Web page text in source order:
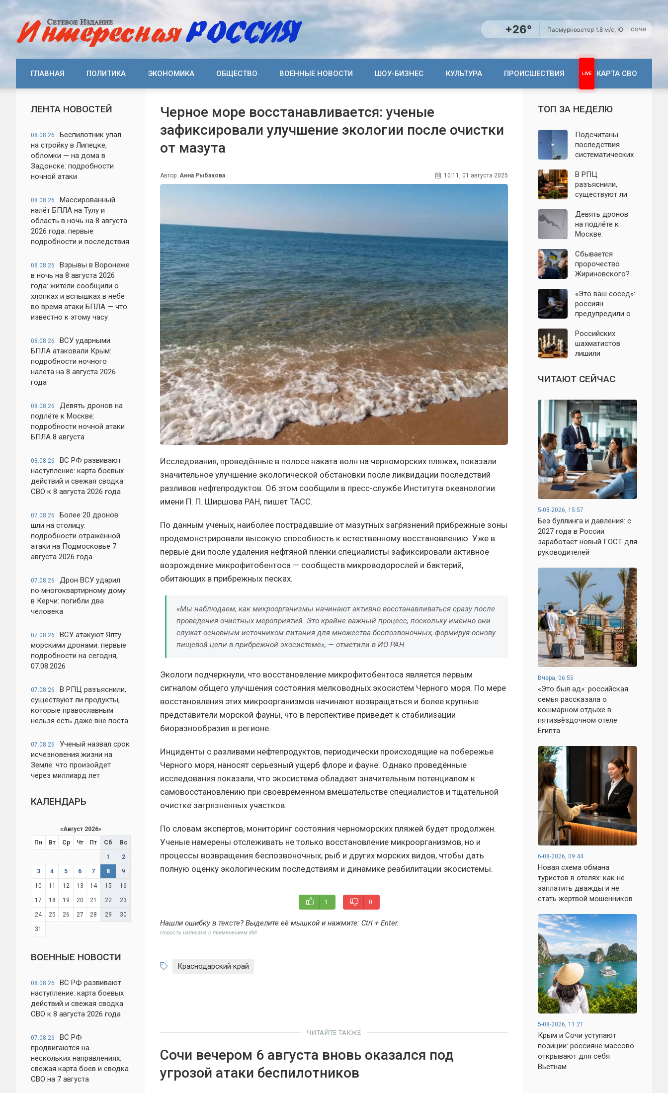
+26° Пасмурноветер 1.8 м/с, Ю СОЧИ
ГЛАВНАЯ ПОЛИТИКА ЭКОНОМИКА ОБЩЕСТВО ВОЕННЫЕ НОВОСТИ ШОУ-БИЗНЕС КУЛЬТУРА ПРОИСШЕСТВИЯ КАРТА СВО
ЛЕНТА НОВОСТЕЙ
08.08.26
Беспилотник упал
на стройку в Липецке,
обломки — на дома в
Задонске: подробности
ночной атаки
08.08.26
Массированный
налёт БПЛА на Тулу и
область в ночь на 8 августа
2026 года: первые
подробности и последствия
08.08.26
Взрывы в Воронеже
в ночь на 8 августа 2026
года: жители сообщили о
хлопках и вспышках в небе
во время атаки БПЛА — что
известно к этому часу
08.08.26
ВСУ ударными
БПЛА атаковали Крым:
подробности ночного
налёта на 8 августа 2026
года
08.08.26
Девять дронов на
подлёте к Москве:
подробности ночной атаки
БПЛА 8 августа
08.08.26
ВС РФ развивают
наступление: карта боевых
действий и свежая сводка
СВО к 8 августа 2026 года
07.08.26
Более 20 дронов
шли на столицу:
подробности отражённой
атаки на Подмосковье 7
августа 2026 года
07.08.26
Дрон ВСУ ударил
по многоквартирному дому
в Керчи: погибли два
человека
07.08.26
ВСУ атакуют Ялту
морскими дронами: первые
подробности на сегодня,
07.08.2026
07.08.26
В РПЦ разъяснили,
существуют ли продукты,
которые православным
нельзя есть даже вне поста
07.08.26
Ученый назвал срок
исчезновения жизни на
Земле: что произойдет
через миллиард лет
КАЛЕНДАРЬ
«Август 2026»
Пн
Вт Ср Чт Пт Сб Вс
1 2
3 4 5 6 7 8 9
10 11 12 13 14 15 16
17 18 19 20 21 22 23
24 25 26 27 28 29 30
31
ВОЕННЫЕ НОВОСТИ
08.08.26
ВС РФ развивают
наступление: карта боевых
действий и свежая сводка
СВО к 8 августа 2026 года
07.08.26
ВС РФ
продвигаются на
нескольких направлениях:
свежая карта боёв и сводка
СВО на 7 августа
Черное море восстанавливается: ученые
зафиксировали улучшение экологии после очистки
от мазута
Автор: Анна Рыбакова 10:11, 01 августа 2025
Исследования, проведённые в полосе наката волн на черноморских пляжах, показали
значительное улучшение экологической обстановки после ликвидации последствий
разливов нефтепродуктов. Об этом сообщили в пресс-службе Института океанологии
имени П. П. Ширшова РАН, пишет ТАСС.
По данным ученых, наиболее пострадавшие от мазутных загрязнений прибрежные зоны
продемонстрировали высокую способность к естественному восстановлению. Уже в
первые дни после удаления нефтяной плёнки специалисты зафиксировали активное
возрождение микрофитобентоса — сообществ микроводорослей и бактерий,
обитающих в прибрежных песках.
«Мы наблюдаем, как микроорганизмы начинают активно восстанавливаться сразу после
проведения очистных мероприятий. Это крайне важный процесс, поскольку именно они
служат основным источником питания для множества беспозвоночных, формируя основу
пищевой цепи в прибрежной экосистеме», — отметили в ИО РАН.
Экологи подчеркнули, что восстановление микрофитобентоса является первым
сигналом общего улучшения состояния мелководных экосистем Черного моря. По мере
восстановления этих микроорганизмов начинают возвращаться и более крупные
представители морской фауны, что в перспективе приведет к стабилизации
биоразнообразия в регионе.
Инциденты с разливами нефтепродуктов, периодически происходящие на побережье
Черного моря, наносят серьезный ущерб флоре и фауне. Однако проведённые
исследования показали, что экосистема обладает значительным потенциалом к
самовосстановлению при своевременном вмешательстве специалистов и тщательной
очистке загрязненных участков.
По словам экспертов, мониторинг состояния черноморских пляжей будет продолжен.
Ученые намерены отслеживать не только восстановление микроорганизмов, но и
процессы возвращения беспозвоночных, рыб и других морских видов, чтобы дать
полную оценку экологическим последствиям и динамике реабилитации экосистемы.
1 0
Нашли ошибку в тексте? Выделите её мышкой и нажмите: Ctrl + Enter.
Новость написана с применением ИИ
Краснодарский край
ЧИТАЙТЕ ТАКЖЕ
Сочи вечером 6 августа вновь оказался под
угрозой атаки беспилотников
ТОП ЗА НЕДЕЛЮ
Подсчитаны
последствия
систематических
Ленинградскую
область: что
известно к 7
В РПЦ
разъяснили,
существуют ли
которые
православным
нельзя есть даже
Девять дронов
на подлёте к
Москве:
ночной атаки
БПЛА 8 августа
Сбывается
пророчество
Жириновского?
Зеленский вновь
отказался от
выборов на
«Это ваш сосед»:
россиян
предупредили о
мошенников с
опасными
файлами
Российских
шахматистов
лишили
Олимпиады-2026:
названа причина
ЧИТАЮТ СЕЙЧАС
5-08-2026, 15:57
Без буллинга и давления: с
2027 года в России
заработает новый ГОСТ для
руководителей
Вчера, 06:55
«Это был ад»: российская
семья рассказала о
кошмарном отдыхе в
пятизвёздочном отеле
Египта
6-08-2026, 09:44
Новая схема обмана
туристов в отелях: как не
заплатить дважды и не
стать жертвой мошенников
5-08-2026, 11:21
Крым и Сочи уступают
позиции: россияне массово
открывают для себя
Вьетнам